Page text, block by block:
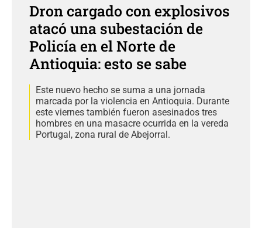
Dron cargado con explosivos
atacó una subestación de
Policía en el Norte de
Antioquia: esto se sabe
Este nuevo hecho se suma a una jornada
marcada por la violencia en Antioquia. Durante
este viernes también fueron asesinados tres
hombres en una masacre ocurrida en la vereda
Portugal, zona rural de Abejorral.